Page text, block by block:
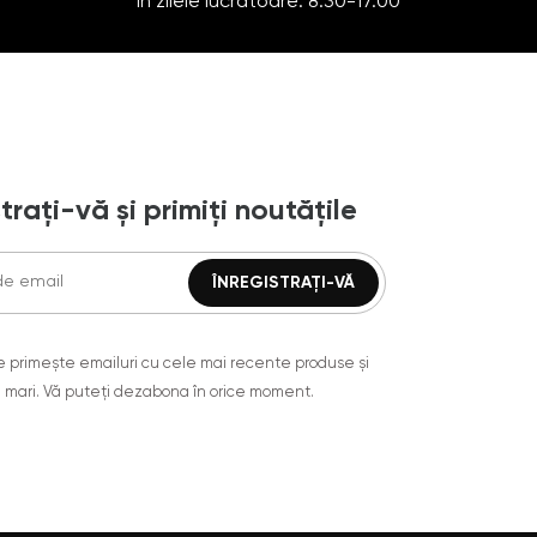
vă și primiți noutățile
primește emailuri cu cele mai recente produse și
Vă puteți dezabona în orice moment.